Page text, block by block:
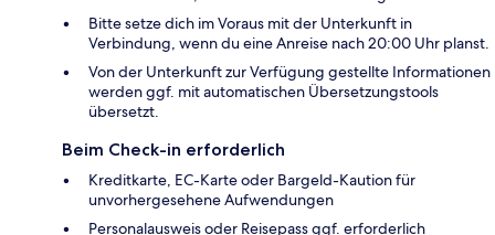
Bitte setze dich im Voraus mit der Unterkunft in
Verbindung, wenn du eine Anreise nach 20:00 Uhr planst.
Von der Unterkunft zur Verfügung gestellte Informationen
werden ggf. mit automatischen Übersetzungstools
übersetzt.
Beim Check-in erforderlich
Kreditkarte, EC-Karte oder Bargeld-Kaution für
unvorhergesehene Aufwendungen
Personalausweis oder Reisepass ggf. erforderlich